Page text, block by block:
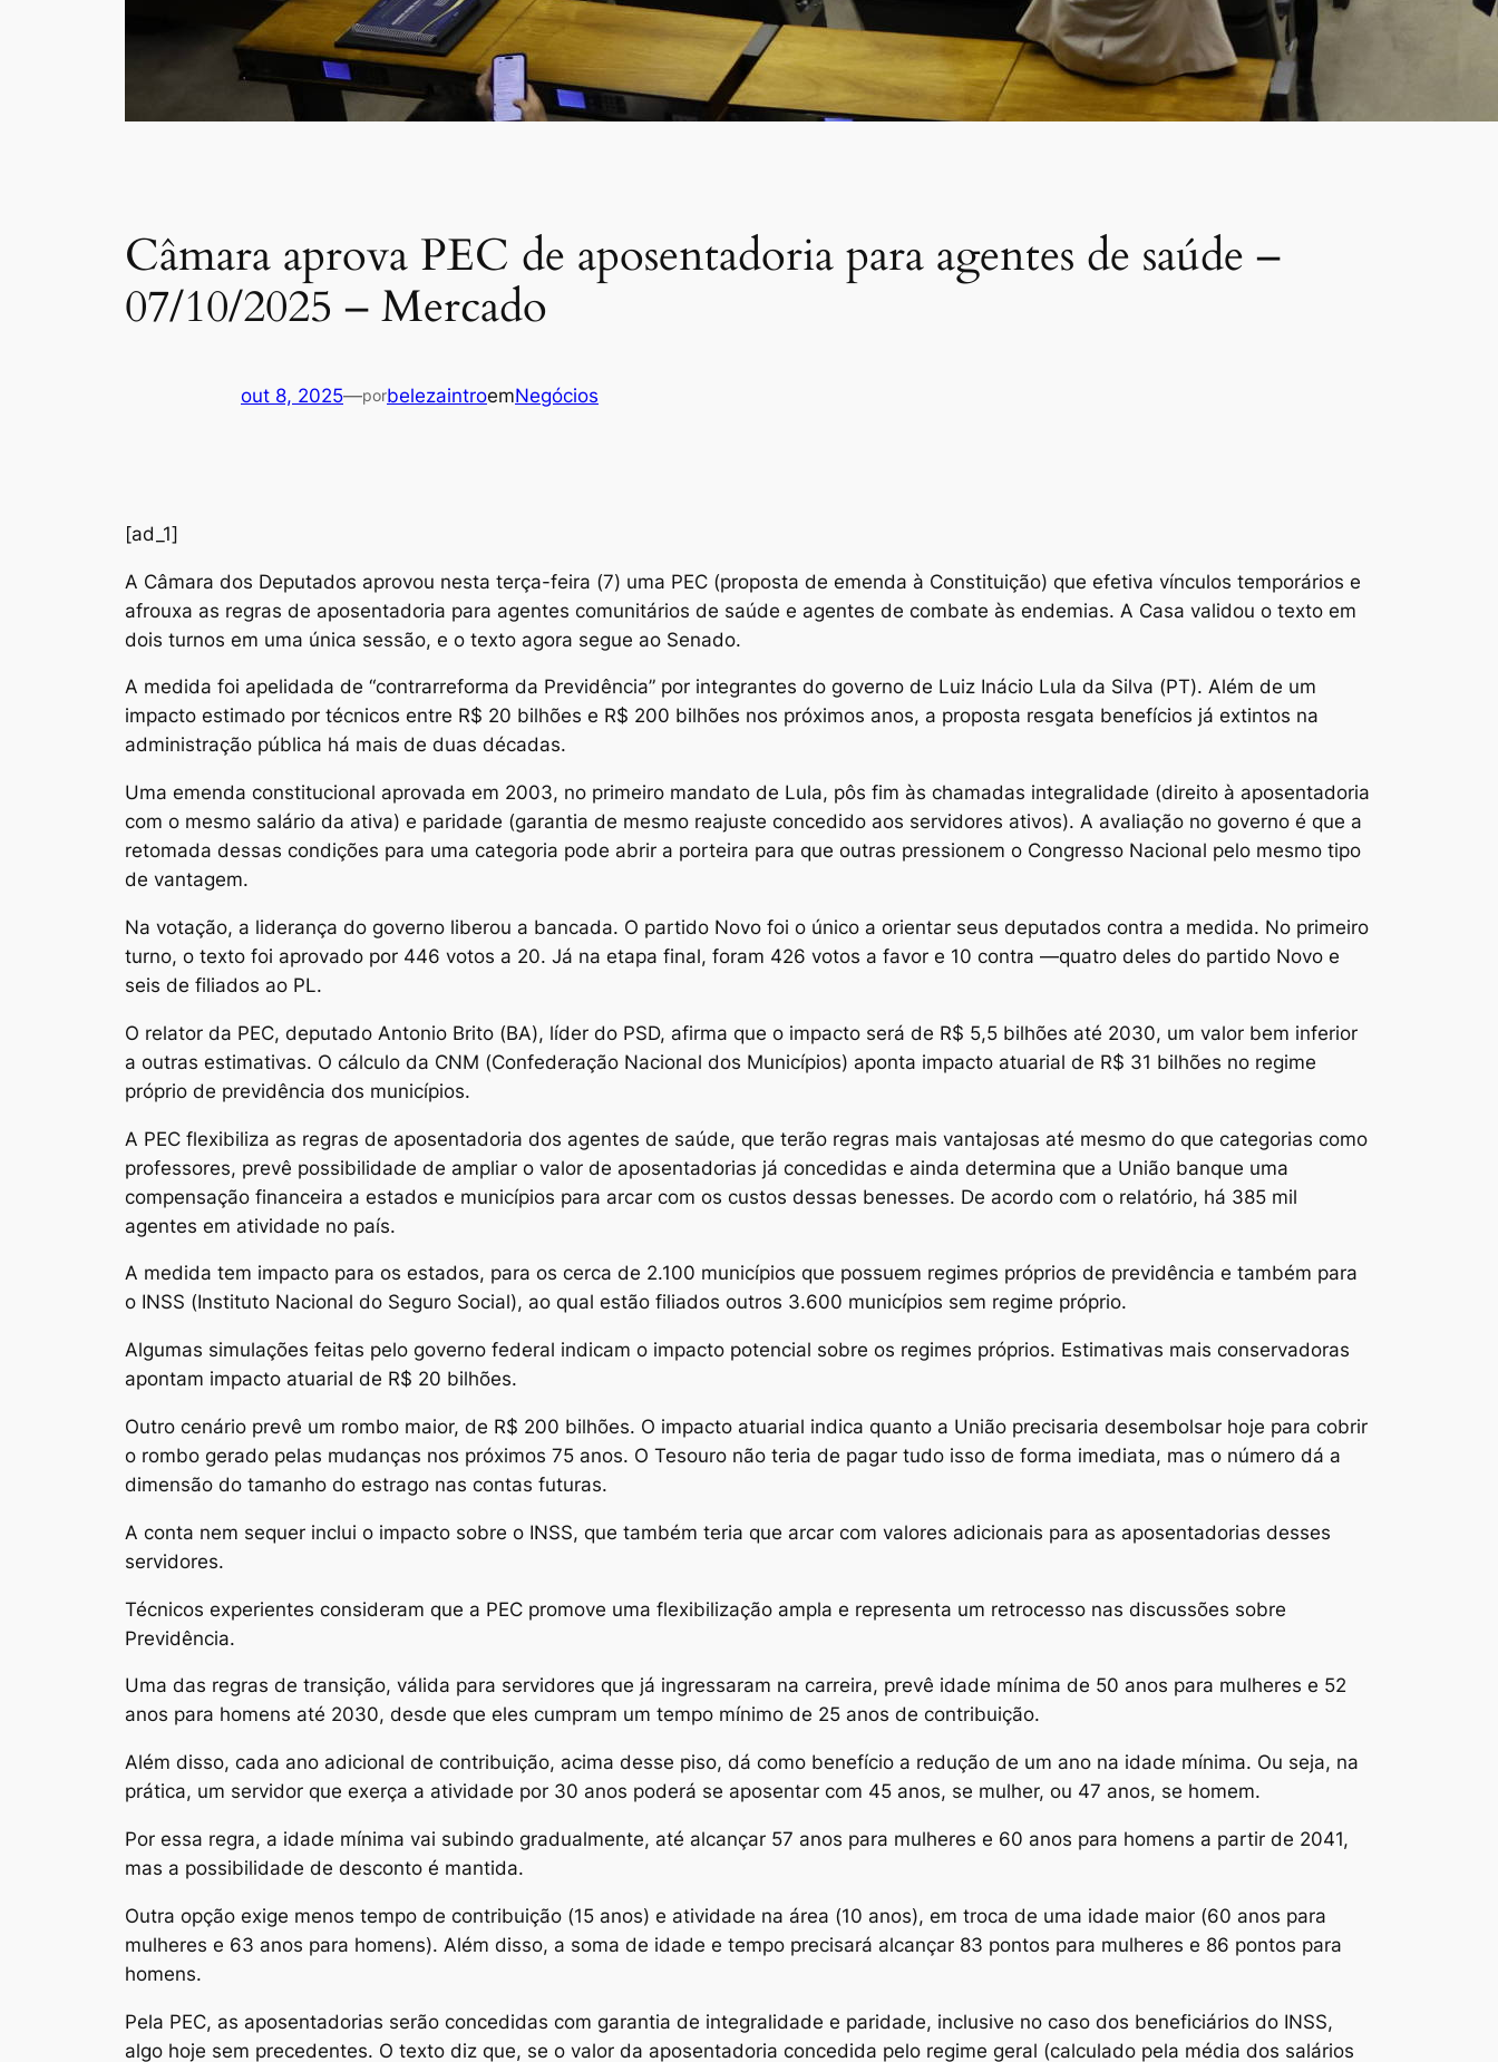
Câmara aprova PEC de aposentadoria para agentes de saúde –
07/10/2025 – Mercado
out 8, 2025—porbelezaintroemNegócios
[ad_1]
A Câmara dos Deputados aprovou nesta terça-feira (7) uma PEC (proposta de emenda à Constituição) que efetiva vínculos temporários e
afrouxa as regras de aposentadoria para agentes comunitários de saúde e agentes de combate às endemias. A Casa validou o texto em
dois turnos em uma única sessão, e o texto agora segue ao Senado.
A medida foi apelidada de “contrarreforma da Previdência” por integrantes do governo de Luiz Inácio Lula da Silva (PT). Além de um
impacto estimado por técnicos entre R$ 20 bilhões e R$ 200 bilhões nos próximos anos, a proposta resgata benefícios já extintos na
administração pública há mais de duas décadas.
Uma emenda constitucional aprovada em 2003, no primeiro mandato de Lula, pôs fim às chamadas integralidade (direito à aposentadoria
com o mesmo salário da ativa) e paridade (garantia de mesmo reajuste concedido aos servidores ativos). A avaliação no governo é que a
retomada dessas condições para uma categoria pode abrir a porteira para que outras pressionem o Congresso Nacional pelo mesmo tipo
de vantagem.
Na votação, a liderança do governo liberou a bancada. O partido Novo foi o único a orientar seus deputados contra a medida. No primeiro
turno, o texto foi aprovado por 446 votos a 20. Já na etapa final, foram 426 votos a favor e 10 contra —quatro deles do partido Novo e
seis de filiados ao PL.
O relator da PEC, deputado Antonio Brito (BA), líder do PSD, afirma que o impacto será de R$ 5,5 bilhões até 2030, um valor bem inferior
a outras estimativas. O cálculo da CNM (Confederação Nacional dos Municípios) aponta impacto atuarial de R$ 31 bilhões no regime
próprio de previdência dos municípios.
A PEC flexibiliza as regras de aposentadoria dos agentes de saúde, que terão regras mais vantajosas até mesmo do que categorias como
professores, prevê possibilidade de ampliar o valor de aposentadorias já concedidas e ainda determina que a União banque uma
compensação financeira a estados e municípios para arcar com os custos dessas benesses. De acordo com o relatório, há 385 mil
agentes em atividade no país.
A medida tem impacto para os estados, para os cerca de 2.100 municípios que possuem regimes próprios de previdência e também para
o INSS (Instituto Nacional do Seguro Social), ao qual estão filiados outros 3.600 municípios sem regime próprio.
Algumas simulações feitas pelo governo federal indicam o impacto potencial sobre os regimes próprios. Estimativas mais conservadoras
apontam impacto atuarial de R$ 20 bilhões.
Outro cenário prevê um rombo maior, de R$ 200 bilhões. O impacto atuarial indica quanto a União precisaria desembolsar hoje para cobrir
o rombo gerado pelas mudanças nos próximos 75 anos. O Tesouro não teria de pagar tudo isso de forma imediata, mas o número dá a
dimensão do tamanho do estrago nas contas futuras.
A conta nem sequer inclui o impacto sobre o INSS, que também teria que arcar com valores adicionais para as aposentadorias desses
servidores.
Técnicos experientes consideram que a PEC promove uma flexibilização ampla e representa um retrocesso nas discussões sobre
Previdência.
Uma das regras de transição, válida para servidores que já ingressaram na carreira, prevê idade mínima de 50 anos para mulheres e 52
anos para homens até 2030, desde que eles cumpram um tempo mínimo de 25 anos de contribuição.
Além disso, cada ano adicional de contribuição, acima desse piso, dá como benefício a redução de um ano na idade mínima. Ou seja, na
prática, um servidor que exerça a atividade por 30 anos poderá se aposentar com 45 anos, se mulher, ou 47 anos, se homem.
Por essa regra, a idade mínima vai subindo gradualmente, até alcançar 57 anos para mulheres e 60 anos para homens a partir de 2041,
mas a possibilidade de desconto é mantida.
Outra opção exige menos tempo de contribuição (15 anos) e atividade na área (10 anos), em troca de uma idade maior (60 anos para
mulheres e 63 anos para homens). Além disso, a soma de idade e tempo precisará alcançar 83 pontos para mulheres e 86 pontos para
homens.
Pela PEC, as aposentadorias serão concedidas com garantia de integralidade e paridade, inclusive no caso dos beneficiários do INSS,
algo hoje sem precedentes. O texto diz que, se o valor da aposentadoria concedida pelo regime geral (calculado pela média dos salários